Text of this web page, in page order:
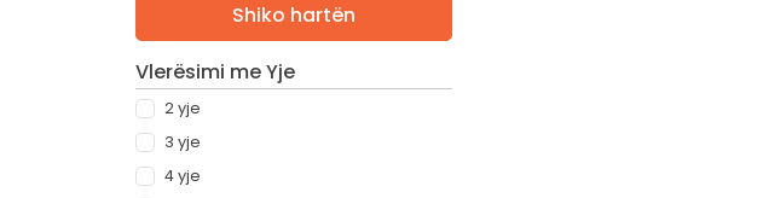
Shiko hartën
Vlerësimi me Yje
2 yje
3 yje
4 yje